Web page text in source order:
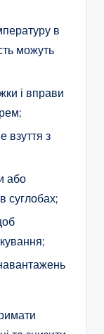
в
можуть
і вправи
взуття з
або
суглобах;